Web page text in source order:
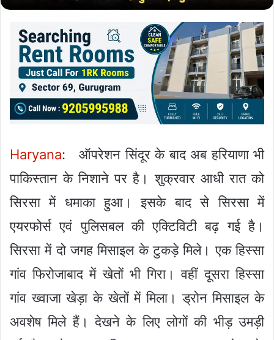
Haryana: ऑपरेशन सिंदूर के बाद अब हरियाणा भी
पाकिस्तान के निशाने पर है। शुक्रवार आधी रात को
सिरसा में धमाका हुआ। इसके बाद से सिरसा में
एयरफोर्स एवं पुलिसबल की एक्टिविटी बढ़ गई है।
सिरसा में दो जगह मिसाइल के टुकड़े मिले। एक हिस्सा
गांव फिरोजाबाद में खेतों भी गिरा। वहीं दूसरा हिस्सा
गांव ख्वाजा खेड़ा के खेतों में मिला। ड्रोन मिसाइल के
अवशेष मिले हैं। देखने के लिए लोगों की भीड़ उमड़ी